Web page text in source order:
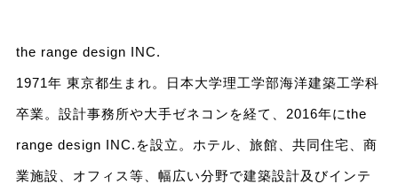
the range design INC.
1971年 東京都生まれ。日本大学理工学部海洋建築工学科
卒業。設計事務所や大手ゼネコンを経て、2016年にthe
range design INC.を設立。ホテル、旅館、共同住宅、商
業施設、オフィス等、幅広い分野で建築設計及びインテ